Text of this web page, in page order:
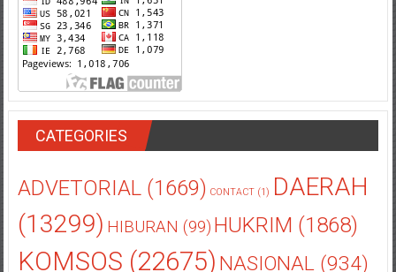
CATEGORIES
ADVETORIAL(1669) CONTACT(1) DAERAH
(13299) HIBURAN (99) HUKRIM (1868)
KOMSOS (22675) NASIONAL(934)